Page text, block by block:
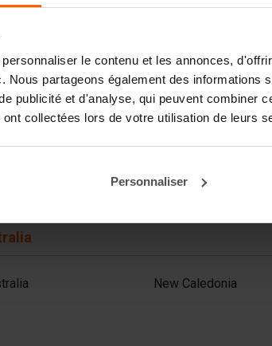
le contenu et les annonces,
Nous partageons également des informations
publicité et d'analyse, qui peuvent combiner
collectées lors de votre utilisation de leurs
Personnaliser
Japan
Kuwait
Lebanon (FR)
Malaysia
Mongolia
Nepal
New Caledonia